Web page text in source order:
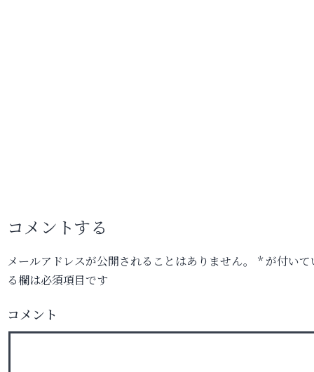
コメントする
メールアドレスが公開されることはありません。 *が付いて
る欄は必須項目です
コメント